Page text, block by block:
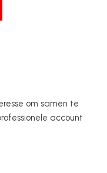
om samen te
account